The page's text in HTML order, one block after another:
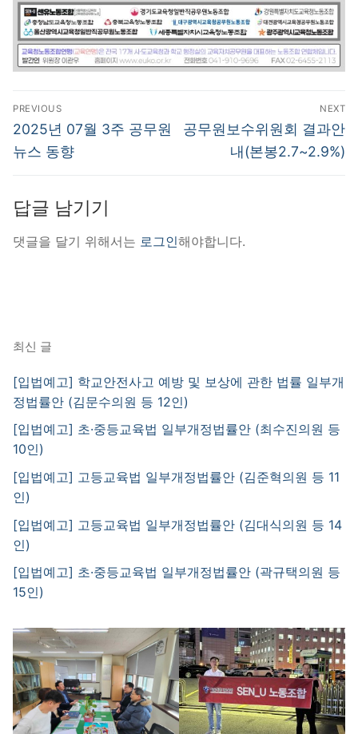
글
탐
색
PREVIOUS
Previous
post:
2025년 07월 3주 공무원
뉴스 동향
NEXT
Next
공무원보수위원회 결과안
내(본봉2.7~2.9%)
답글 남기기
댓글을 달기 위해서는 로그인해야합니다.
최신 글
[입법예고] 학교안전사고 예방 및 보상에 관한 법률 일부개
정법률안 (김문수의원 등 12인)
[입법예고] 초·중등교육법 일부개정법률안 (최수진의원 등
10인)
[입법예고] 고등교육법 일부개정법률안 (김준혁의원 등 11
인)
[입법예고] 고등교육법 일부개정법률안 (김대식의원 등 14
인)
[입법예고] 초·중등교육법 일부개정법률안 (곽규택의원 등
15인)